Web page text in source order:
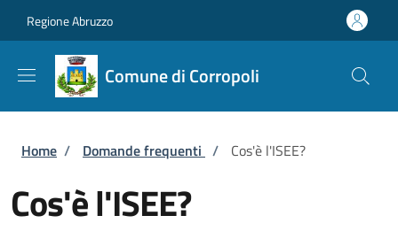
Regione Abruzzo
Comune di Corropoli
Briciole di pane
Home / Domande frequenti / Cos'è l'ISEE?
Cos'è l'ISEE?